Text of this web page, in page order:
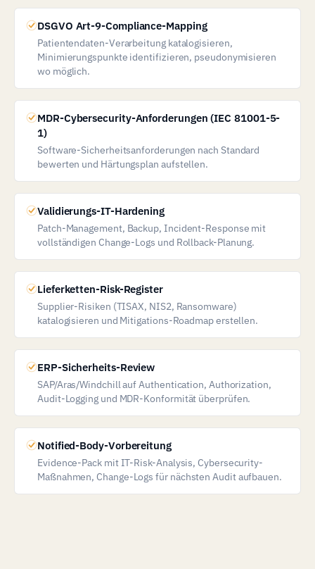
DSGVO Art-9-Compliance-Mapping
Patientendaten-Verarbeitung katalogisieren,
Minimierungspunkte identifizieren, pseudonymisieren
wo möglich.
MDR-Cybersecurity-Anforderungen (IEC 81001-5-
1)
Software-Sicherheitsanforderungen nach Standard
bewerten und Härtungsplan aufstellen.
Validierungs-IT-Hardening
Patch-Management, Backup, Incident-Response mit
vollständigen Change-Logs und Rollback-Planung.
Lieferketten-Risk-Register
Supplier-Risiken (TISAX, NIS2, Ransomware)
katalogisieren und Mitigations-Roadmap erstellen.
ERP-Sicherheits-Review
SAP/Aras/Windchill auf Authentication, Authorization,
Audit-Logging und MDR-Konformität überprüfen.
Notified-Body-Vorbereitung
Evidence-Pack mit IT-Risk-Analysis, Cybersecurity-
Maßnahmen, Change-Logs für nächsten Audit aufbauen.